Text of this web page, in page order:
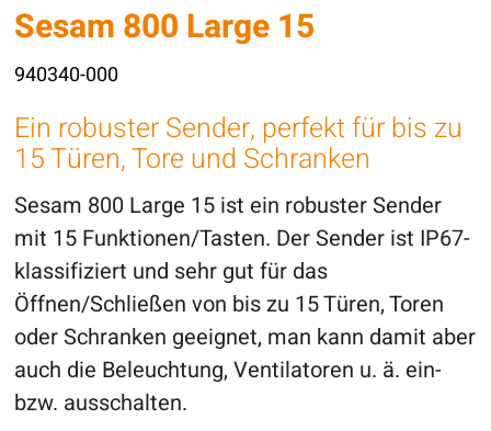
Sesam 800 Large 15
940340-000
Ein robuster Sender, perfekt für bis zu
15 Türen, Tore und Schranken
Sesam 800 Large 15 ist ein robuster Sender
mit 15 Funktionen/Tasten. Der Sender ist IP67-
klassifiziert und sehr gut für das
Öffnen/Schließen von bis zu 15 Türen, Toren
oder Schranken geeignet, man kann damit aber
auch die Beleuchtung, Ventilatoren u. ä. ein-
bzw. ausschalten.